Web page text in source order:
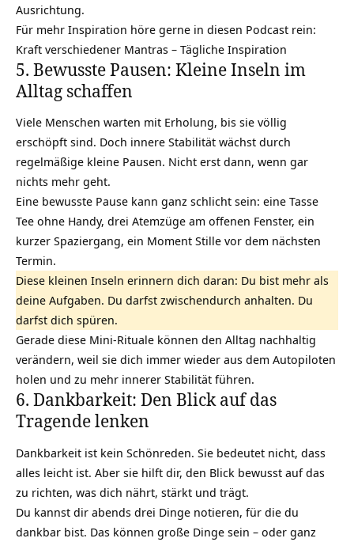
Ausrichtung.
Für mehr Inspiration höre gerne in diesen Podcast rein:
Kraft verschiedener Mantras – Tägliche Inspiration
5. Bewusste Pausen: Kleine Inseln im
Alltag schaffen
Viele Menschen warten mit Erholung, bis sie völlig
erschöpft sind. Doch innere Stabilität wächst durch
regelmäßige kleine Pausen. Nicht erst dann, wenn gar
nichts mehr geht.
Eine bewusste Pause kann ganz schlicht sein: eine Tasse
Tee ohne Handy, drei Atemzüge am offenen Fenster, ein
kurzer Spaziergang, ein Moment Stille vor dem nächsten
Termin.
Diese kleinen Inseln erinnern dich daran: Du bist mehr als
deine Aufgaben. Du darfst zwischendurch anhalten. Du
darfst dich spüren.
Gerade diese Mini-Rituale können den Alltag nachhaltig
verändern, weil sie dich immer wieder aus dem Autopiloten
holen und zu mehr innerer Stabilität führen.
6. Dankbarkeit: Den Blick auf das
Tragende lenken
Dankbarkeit ist kein Schönreden. Sie bedeutet nicht, dass
alles leicht ist. Aber sie hilft dir, den Blick bewusst auf das
zu richten, was dich nährt, stärkt und trägt.
Du kannst dir abends drei Dinge notieren, für die du
dankbar bist. Das können große Dinge sein – oder ganz